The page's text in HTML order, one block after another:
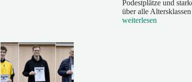
Podestplätze und
über alle
weiterlesen